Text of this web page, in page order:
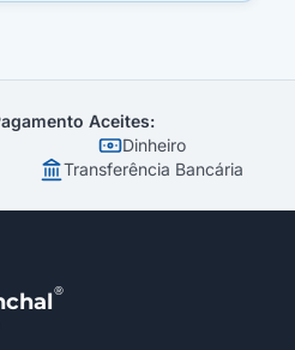
Aceites:
Dinheiro
Transferência Bancária
®